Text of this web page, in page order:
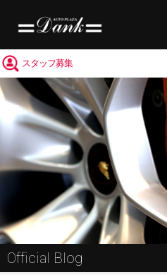
スタッフ募集
Official Blog